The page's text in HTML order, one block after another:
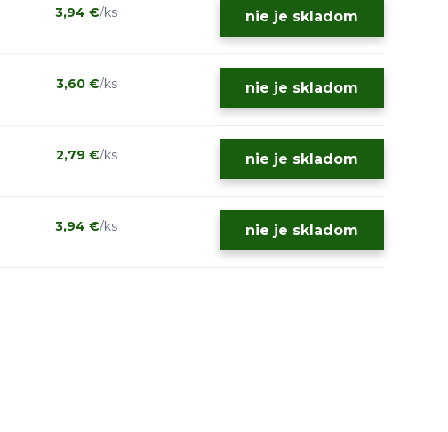
3,94 €/ks nie je skladom
3,60 €/ks nie je skladom
2,79 €/ks nie je skladom
3,94 €/ks nie je skladom